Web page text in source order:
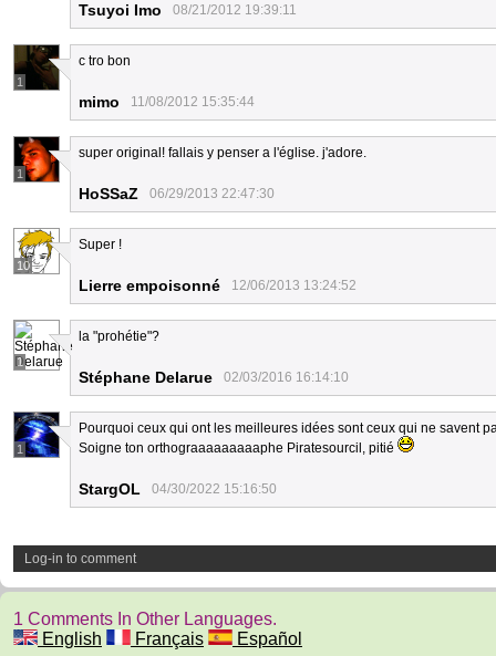
Tsuyoi Imo 08/21/2012 19:39:11
1
c tro bon
mimo 11/08/2012 15:35:44
1
super original! fallais y penser a l'église. j'adore.
HoSSaZ 06/29/2013 22:47:30
10
Super !
Lierre empoisonné 12/06/2013 13:24:52
1
la "prohétie"?
Stéphane Delarue 02/03/2016 16:14:10
1
Pourquoi ceux qui ont les meilleures idées sont ceux qui ne savent
Soigne ton orthograaaaaaaaaphe Piratesourcil, pitié
StargOL 04/30/2022 15:16:50
Log-in to comment
1 Comments In Other Languages.
English
Français Español